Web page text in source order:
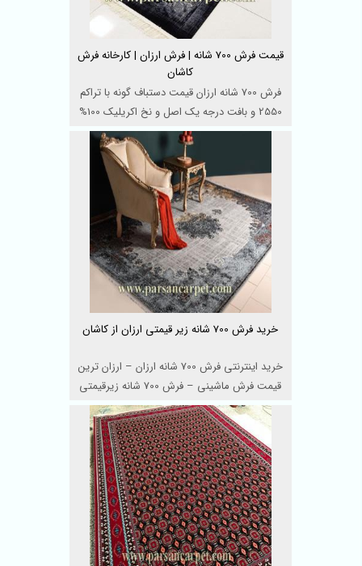
قیمت فرش 700 شانه | فرش ارزان | کارخانه فرش
کاشان
فرش 700 شانه ارزان قیمت دستباف گونه با تراکم
2550 و بافت درجه یک اصل و نخ اکریلیک 100%
هیت ست شده در ...
خرید فرش 700 شانه زیر قیمتی ارزان از کاشان
خرید اینترنتی فرش 700 شانه ارزان – ارزان ترین
قیمت فرش ماشینی – فرش 700 شانه زیرقیمتی
اص ...